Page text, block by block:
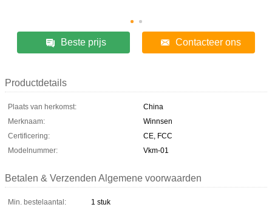
Beste prijs Contacteer ons
Productdetails
Plaats van herkomst:
China
Merknaam:
Winnsen
Certificering:
CE, FCC
Modelnummer:
Vkm-01
Betalen & Verzenden Algemene voorwaarden
Min. bestelaantal:
1 stuk